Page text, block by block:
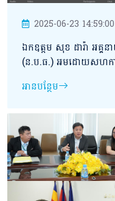
2025-06-23 14:59:00
ឯកឧត្តម សុខ ដារ៉ា អគ្គ
(ន.ប.ធ.) អមដោយសហការី
ផ្តើមកិច្ចសហប្រតិបត្តិកា
ស្ថានគោលនយោបាយវិទ្យា
បច្ចេកវិទ្យា និងនវានុវត្
អានបន្ថែម